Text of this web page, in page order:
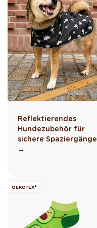
Reflektierendes
Hundezubehör für
sichere Spaziergänge
→
OEKOTEX®